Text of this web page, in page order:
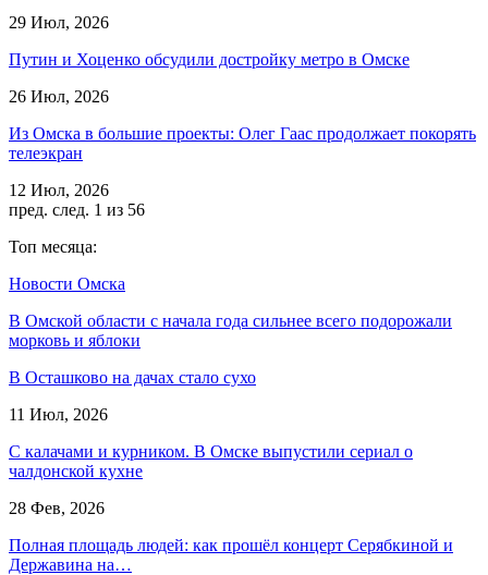
29 Июл, 2026
Путин и Хоценко обсудили достройку метро в Омске
26 Июл, 2026
Из Омска в большие проекты: Олег Гаас продолжает покорять
телеэкран
12 Июл, 2026
пред. след. 1 из 56
Топ месяца:
Новости Омска
В Омской области с начала года сильнее всего подорожали
морковь и яблоки
В Осташково на дачах стало сухо
11 Июл, 2026
С калачами и курником. В Омске выпустили сериал о
чалдонской кухне
28 Фев, 2026
Полная площадь людей: как прошёл концерт Серябкиной и
Державина на…